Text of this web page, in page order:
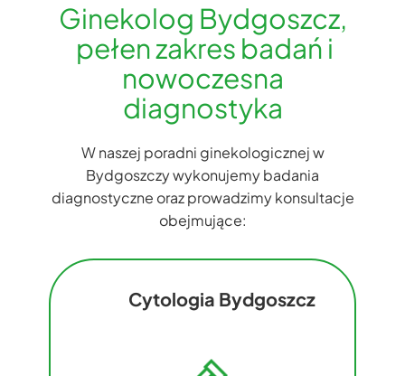
Ginekolog Bydgoszcz,
pełen zakres badań i
nowoczesna
diagnostyka
W naszej poradni ginekologicznej w
Bydgoszczy wykonujemy badania
diagnostyczne oraz prowadzimy konsultacje
obejmujące:
Cytologia Bydgoszcz